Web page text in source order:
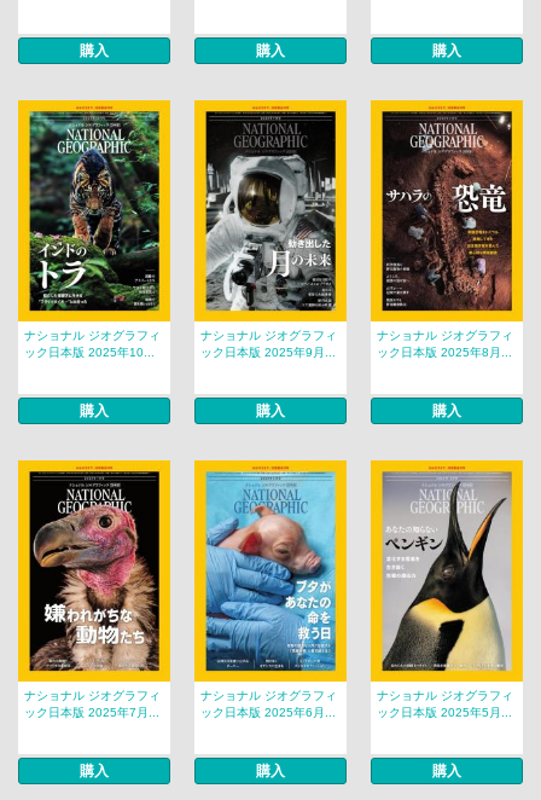
購入 購入 購入
ナショナル ジオグラフィ
ック日本版 2025年10...
購入
ナショナル ジオグラフィ
ック日本版 2025年9月...
購入
ナショナル ジオグラフィ
ック日本版 2025年8月...
購入
ナショナル ジオグラフィ
ック日本版 2025年7月...
購入
ナショナル ジオグラフィ
ック日本版 2025年6月...
購入
ナショナル ジオグラフィ
ック日本版 2025年5月...
購入